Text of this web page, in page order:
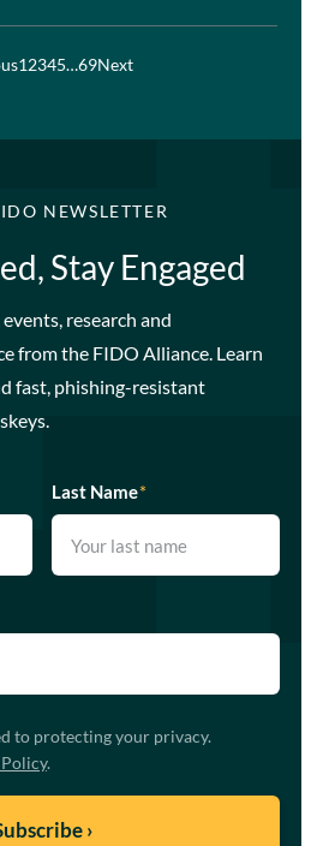
12345…69Next
NEWSLETTER
Stay Engaged
research and
from the FIDO Alliance. Learn
fast, phishing-resistant
Last Name*
to protecting your privacy.
.